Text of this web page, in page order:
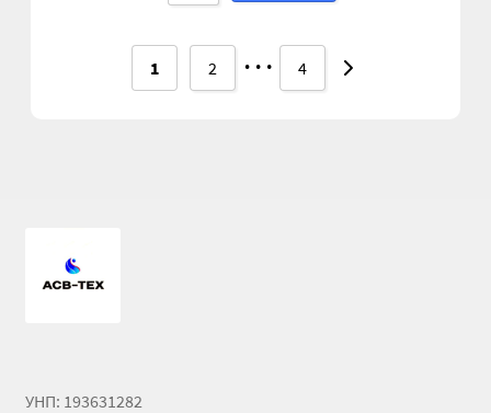
Насосы НШ
Планки АГУ
Привод гидронасоса
1 2 … 4
УНП: 193631282